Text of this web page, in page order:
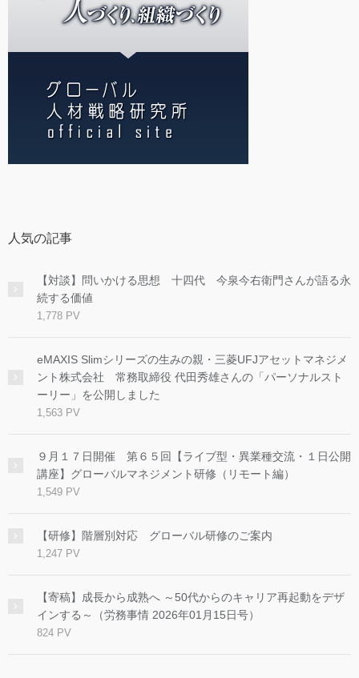
人気の記事
【対談】問いかける思想 十四代 今泉今右衛門さんが語る永
続する価値
1,778 PV
eMAXIS Slimシリーズの生みの親・三菱UFJアセットマネジメ
ント株式会社 常務取締役 代田秀雄さんの「パーソナルスト
ーリー」を公開しました
1,563 PV
９月１７日開催 第６５回【ライブ型・異業種交流・１日公開
講座】グローバルマネジメント研修（リモート編）
1,549 PV
【研修】階層別対応 グローバル研修のご案内
1,247 PV
【寄稿】成長から成熟へ ～50代からのキャリア再起動をデザ
インする～（労務事情 2026年01月15日号）
824 PV